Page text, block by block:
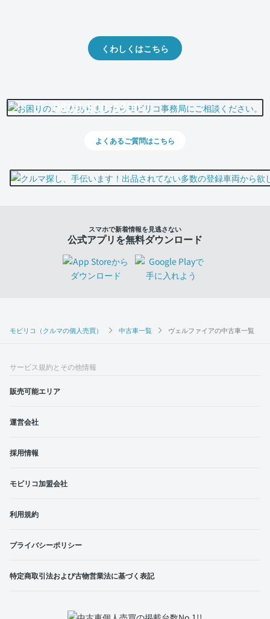
モビリコ（クルマの個人売買） 中古車一覧 ヴェルファイアの中古車一覧
くわしくはこちら
0800-500-5500
よくあるご質問はこちら
スマホで新着情報を見逃さない
公式アプリを無料ダウンロード
サービス規約とその他情報
販売可能エリア
運営会社
採用情報
モビリコ加盟会社
利用規約
プライバシーポリシー
特定商取引法および古物営業法に基づく表記